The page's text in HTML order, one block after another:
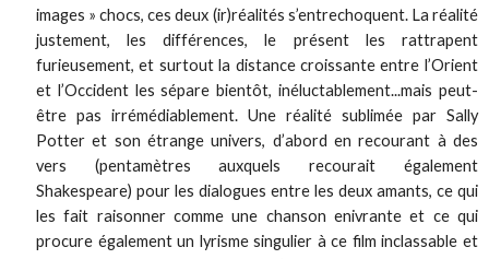
images » chocs, ces deux (ir)réalités s’entrechoquent. La réalité
justement, les différences, le présent les rattrapent
furieusement, et surtout la distance croissante entre l’Orient
et l’Occident les sépare bientôt, inéluctablement...mais peut-
être pas irrémédiablement. Une réalité sublimée par Sally
Potter et son étrange univers, d’abord en recourant à des
vers (pentamètres auxquels recourait également
Shakespeare) pour les dialogues entre les deux amants, ce qui
les fait raisonner comme une chanson enivrante et ce qui
procure également un lyrisme singulier à ce film inclassable et